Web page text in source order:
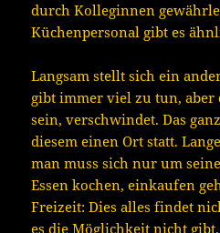
durch Kolleginnen
Küchenpersonal gibt es
Langsam stellt sich ein
gibt immer viel zu tun, aber
sein, verschwindet. Das
diesem einen Ort statt.
man muss sich nur um
Essen kochen, einkaufen
Freizeit: Dies alles findet
es die Möglichkeit nicht